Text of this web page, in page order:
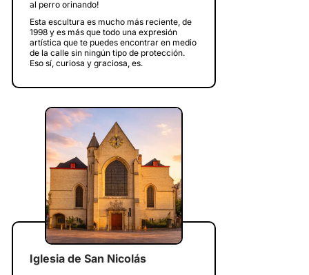
al perro orinando!
Esta escultura es mucho más reciente, de
1998 y es más que todo una expresión
artística que te puedes encontrar en medio
de la calle sin ningún tipo de protección.
Eso sí, curiosa y graciosa, es.
Iglesia de San Nicolás